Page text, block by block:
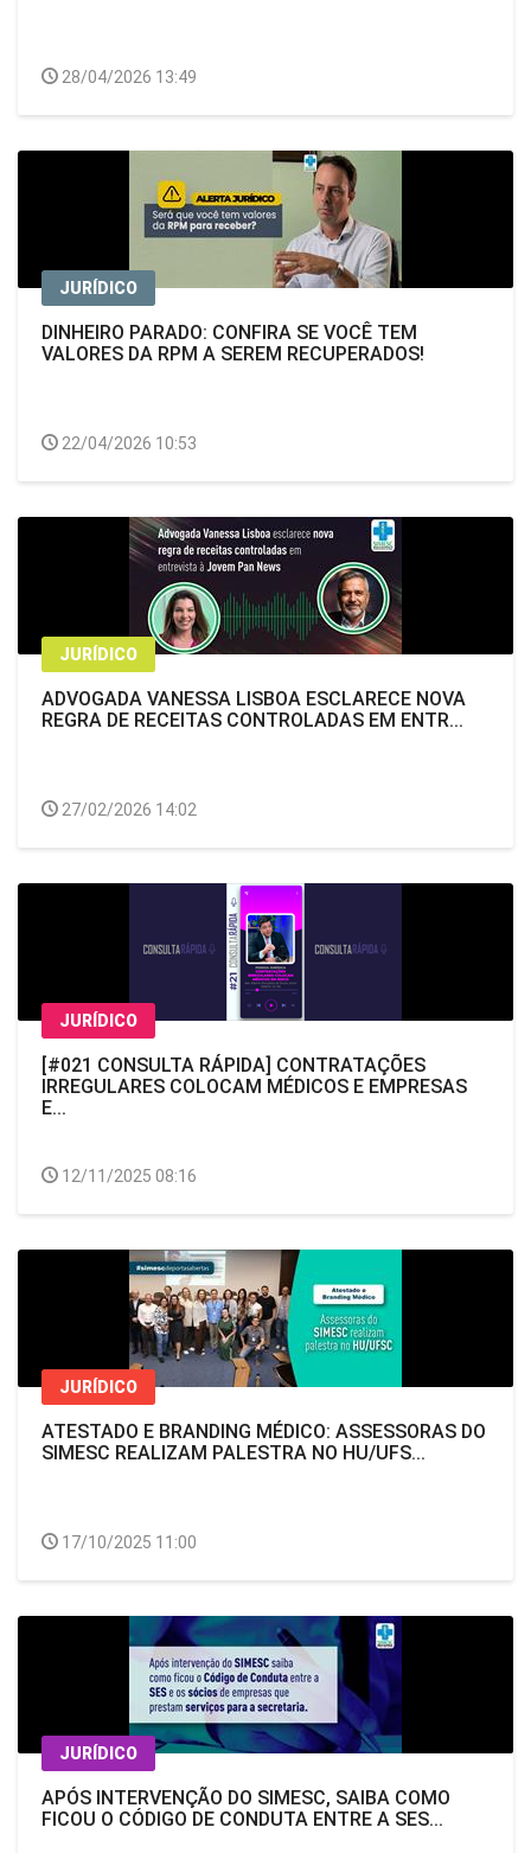
28/04/2026 13:49
JURÍDICO
DINHEIRO PARADO: CONFIRA SE VOCÊ TEM
VALORES DA RPM A SEREM RECUPERADOS!
22/04/2026 10:53
JURÍDICO
ADVOGADA VANESSA LISBOA ESCLARECE NOVA
REGRA DE RECEITAS CONTROLADAS EM ENTR...
27/02/2026 14:02
JURÍDICO
[#021 CONSULTA RÁPIDA] CONTRATAÇÕES
IRREGULARES COLOCAM MÉDICOS E EMPRESAS
E...
12/11/2025 08:16
JURÍDICO
ATESTADO E BRANDING MÉDICO: ASSESSORAS DO
SIMESC REALIZAM PALESTRA NO HU/UFS...
17/10/2025 11:00
JURÍDICO
APÓS INTERVENÇÃO DO SIMESC, SAIBA COMO
FICOU O CÓDIGO DE CONDUTA ENTRE A SES...